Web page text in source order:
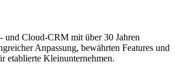
und Cloud-CRM mit über 30 Jahren
Anpassung, bewährten Features und
etablierte Kleinunternehmen.